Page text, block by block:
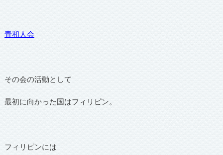
青和人会
その会の活動として
最初に向かった国はフィリピン。
フィリピンには